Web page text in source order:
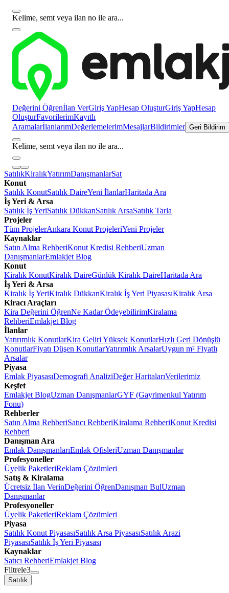
Kelime, semt veya ilan no ile ara...
Değerini Öğrenİlan VerGiriş YapHesap OluşturGiriş YapHesap
OluşturFavorilerimKayıtlı
AramalarİlanlarımDeğerlemelerimMesajlarBildirimler Geri Bildirim
Kelime, semt veya ilan no ile ara...
SatılıkKiralıkYatırımDanışmanlarSat
Konut
Satılık KonutSatılık DaireYeni İlanlarHaritada Ara
İş Yeri & Arsa
Satılık İş YeriSatılık DükkanSatılık ArsaSatılık Tarla
Projeler
Tüm ProjelerAnkara Konut ProjeleriYeni Projeler
Kaynaklar
Satın Alma RehberiKonut Kredisi RehberiUzman
DanışmanlarEmlakjet Blog
Konut
Kiralık KonutKiralık DaireGünlük Kiralık DaireHaritada Ara
İş Yeri & Arsa
Kiralık İş YeriKiralık DükkanKiralık İş Yeri PiyasasıKiralık Arsa
Kiracı Araçları
Kira Değerini ÖğrenNe Kadar ÖdeyebilirimKiralama
RehberiEmlakjet Blog
İlanlar
Yatırımlık KonutlarKira Geliri Yüksek KonutlarHızlı Geri Dönüşlü
KonutlarFiyatı Düşen KonutlarYatırımlık ArsalarUygun m² Fiyatlı
Arsalar
Piyasa
Emlak PiyasasıDemografi AnaliziDeğer HaritalarıVerilerimiz
Keşfet
Emlakjet BlogUzman DanışmanlarGYF (Gayrimenkul Yatırım
Fonu)
Rehberler
Satın Alma RehberiSatıcı RehberiKiralama RehberiKonut Kredisi
Rehberi
Danışman Ara
Emlak DanışmanlarıEmlak OfisleriUzman Danışmanlar
Profesyoneller
Üyelik PaketleriReklam Çözümleri
Satış & Kiralama
Ücretsiz İlan VerinDeğerini ÖğrenDanışman BulUzman
Danışmanlar
Profesyoneller
Üyelik PaketleriReklam Çözümleri
Piyasa
Satılık Konut PiyasasıSatılık Arsa PiyasasıSatılık Arazi
PiyasasıSatılık İş Yeri Piyasası
Kaynaklar
Satıcı RehberiEmlakjet Blog
Filtrele3
Satılık